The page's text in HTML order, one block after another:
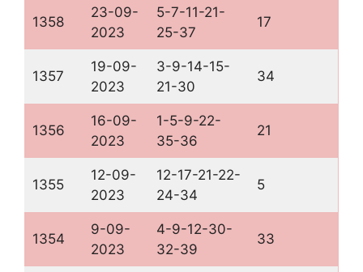
1358
23-09-
2023
5-7-11-21-
25-37
17
1357
19-09-
2023
3-9-14-15-
21-30
34
1356
16-09-
2023
1-5-9-22-
35-36
21
1355
12-09-
2023
12-17-21-22-
24-34
5
1354
9-09-
2023
4-9-12-30-
32-39
33